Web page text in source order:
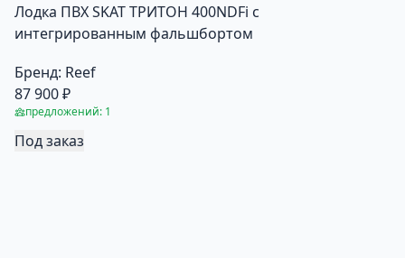
Лодка ПВХ SKAT ТРИТОН 400NDFi с
интегрированным фальшбортом
Бренд: Reef
87 900 ₽
предложений: 1
Под заказ